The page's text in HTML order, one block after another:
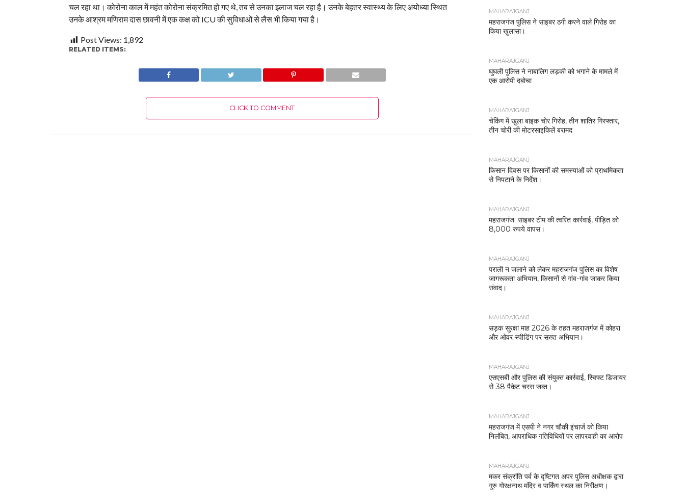
चल रहा था। कोरोना काल में महंत कोरोना संक्रमित हो गए थे, तब से उनका इलाज चल रहा है। उनके बेहतर स्वास्थ्य के लिए अयोध्या स्थित
उनके आश्रम मणिराम दास छावनी में एक कक्ष को ICU की सुविधाओं से लैस भी किया गया है।
Post Views: 1,892
RELATED ITEMS:
CLICK TO COMMENT
MAHARAJGANJ
महराजगंज पुलिस ने साइबर ठगी करने वाले गिरोह का
किया खुलासा।
MAHARAJGANJ
घुघली पुलिस ने नाबालिग लड़की को भगाने के मामले में
एक आरोपी दबोचा
MAHARAJGANJ
चेकिंग में खुला बाइक चोर गिरोह, तीन शातिर गिरफ्तार,
तीन चोरी की मोटरसाइकिलें बरामद
MAHARAJGANJ
किसान दिवस पर किसानों की समस्याओं को प्राथमिकता
से निपटाने के निर्देश।
MAHARAJGANJ
महराजगंज: साइबर टीम की त्वरित कार्रवाई, पीड़ित को
8,000 रुपये वापस।
MAHARAJGANJ
पराली न जलाने को लेकर महराजगंज पुलिस का विशेष
जागरूकता अभियान, किसानों से गांव-गांव जाकर किया
संवाद।
MAHARAJGANJ
सड़क सुरक्षा माह 2026 के तहत महराजगंज में कोहरा
और ओवर स्पीडिंग पर सख्त अभियान।
MAHARAJGANJ
एसएसबी और पुलिस की संयुक्त कार्रवाई, स्विफ्ट डिजायर
से 38 पैकेट चरस जब्त।
MAHARAJGANJ
महराजगंज में एसपी ने नगर चौकी इंचार्ज को किया
निलंबित, आपराधिक गतिविधियों पर लापरवाही का आरोप
MAHARAJGANJ
मकर संक्रांति पर्व के दृष्टिगत अपर पुलिस अधीक्षक द्वारा
गुरु गोरक्षनाथ मंदिर व पार्किंग स्थल का निरीक्षण।